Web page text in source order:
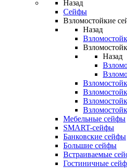
Назад
Сейфы
Взломостойкие
Назад
Назад
Мебельные сейфы
SMART-сейфы
Банковские сейфы
Большие сейфы
Встраиваемые
Гостиничные